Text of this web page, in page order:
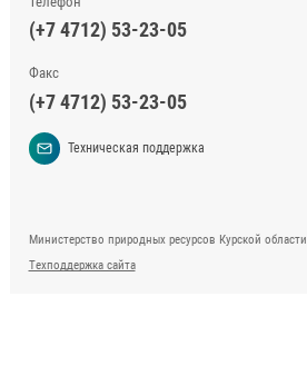
(+7 4712) 53-23-05
Факс
(+7 4712) 53-23-05
Техническая поддержка
Министерство природных ресурсов Курской области
Техподдержка сайта